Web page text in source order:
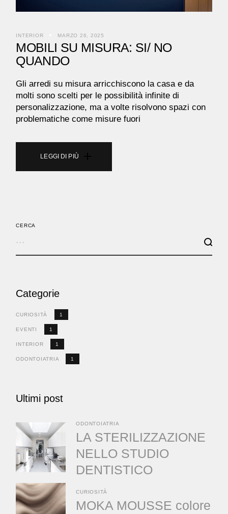
INTERIOR MARZO 26, 2025
MOBILI SU MISURA: SI/ NO
QUANDO
Gli arredi su misura arricchiscono la casa e da
molti sono scelti per le possibilità infinite di
personalizzazione, ma a volte risolvono spazi con
problematiche come misure fuori
CERCA
Categorie
CURIOSITÀ 1
EVENTI 1
INTERIOR 1
ODONTOIATRIA 1
Ultimi post
ODONTOIATRIA
LA STERILIZZAZIONE
NELLO STUDIO
DENTISTICO
CURIOSITÀ
MOKA MOUSSE colore